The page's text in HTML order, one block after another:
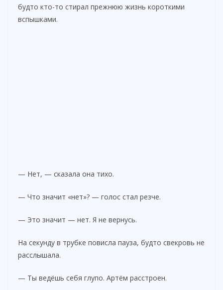
будто кто-то стирал прежнюю жизнь короткими
вспышками.
— Нет, — сказала она тихо.
— Что значит «нет»? — голос стал резче.
— Это значит — нет. Я не вернусь.
На секунду в трубке повисла пауза, будто свекровь не
расслышала.
— Ты ведёшь себя глупо. Артём расстроен.